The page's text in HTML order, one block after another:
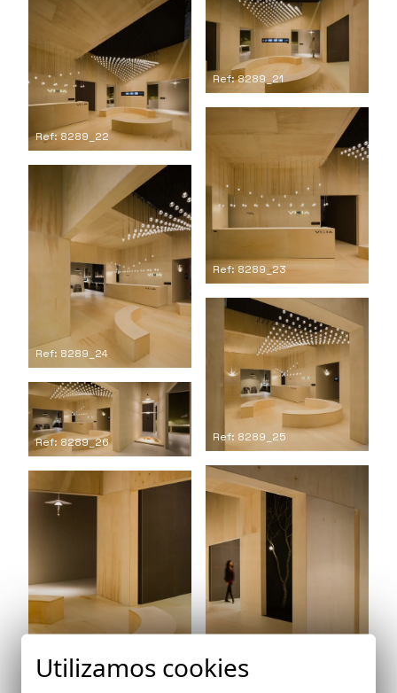
Ref: 8289_21
Ref: 8289_22
Ref: 8289_23
Ref: 8289_24
Ref: 8289_25
Ref: 8289_26
Utilizamos cookies